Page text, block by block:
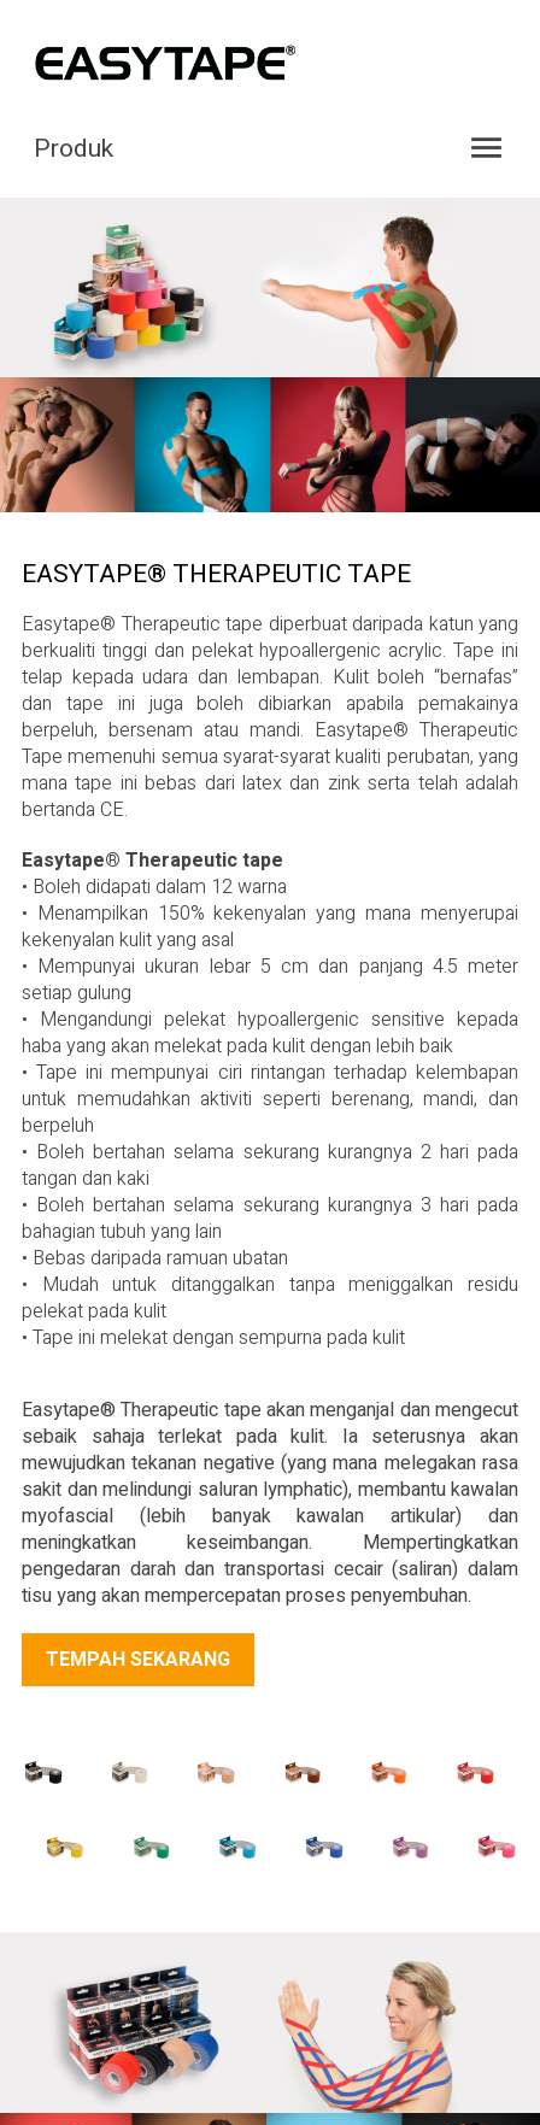
Produk menu
EASYTAPE® THERAPEUTIC TAPE
Easytape® Therapeutic tape diperbuat daripada katun yang
berkualiti tinggi dan pelekat hypoallergenic acrylic. Tape ini
telap kepada udara dan lembapan. Kulit boleh “bernafas”
dan tape ini juga boleh dibiarkan apabila pemakainya
berpeluh, bersenam atau mandi. Easytape® Therapeutic
Tape memenuhi semua syarat-syarat kualiti perubatan, yang
mana tape ini bebas dari latex dan zink serta telah adalah
bertanda CE.
Easytape® Therapeutic tape
• Boleh didapati dalam 12 warna
• Menampilkan 150% kekenyalan yang mana menyerupai
kekenyalan kulit yang asal
• Mempunyai ukuran lebar 5 cm dan panjang 4.5 meter
setiap gulung
• Mengandungi pelekat hypoallergenic sensitive kepada
haba yang akan melekat pada kulit dengan lebih baik
• Tape ini mempunyai ciri rintangan terhadap kelembapan
untuk memudahkan aktiviti seperti berenang, mandi, dan
berpeluh
• Boleh bertahan selama sekurang kurangnya 2 hari pada
tangan dan kaki
• Boleh bertahan selama sekurang kurangnya 3 hari pada
bahagian tubuh yang lain
• Bebas daripada ramuan ubatan
• Mudah untuk ditanggalkan tanpa meniggalkan residu
pelekat pada kulit
• Tape ini melekat dengan sempurna pada kulit
Easytape® Therapeutic tape akan menganjal dan mengecut
sebaik sahaja terlekat pada kulit. Ia seterusnya akan
mewujudkan tekanan negative (yang mana melegakan rasa
sakit dan melindungi saluran lymphatic), membantu kawalan
myofascial (lebih banyak kawalan artikular) dan
meningkatkan keseimbangan. Mempertingkatkan
pengedaran darah dan transportasi cecair (saliran) dalam
tisu yang akan mempercepatan proses penyembuhan.
TEMPAH SEKARANG